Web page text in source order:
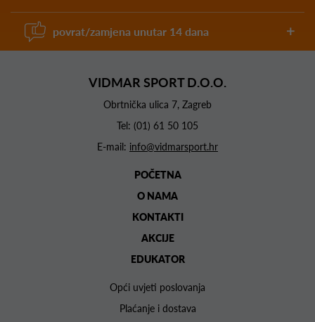
povrat/zamjena unutar 14 dana
VIDMAR SPORT D.O.O.
Obrtnička ulica 7, Zagreb
Tel: (01) 61 50 105
E-mail: info@vidmarsport.hr
POČETNA
O NAMA
KONTAKTI
AKCIJE
EDUKATOR
Opći uvjeti poslovanja
Plaćanje i dostava